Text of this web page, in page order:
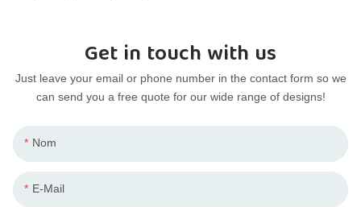
Get in touch with us
Just leave your email or phone number in the contact form so we
can send you a free quote for our wide range of designs!
Nom
E-Mail